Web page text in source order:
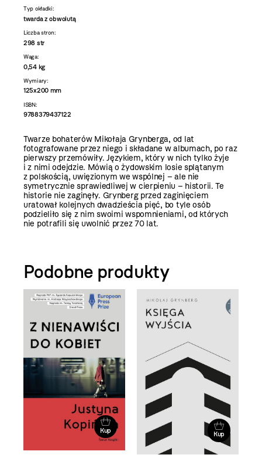
Typ okładki:
twarda z obwolutą
Liczba stron:
298 str
Waga:
0,54 kg
Wymiary:
125x200 mm
ISBN:
9788379437122
Twarze bohaterów Mikołaja Grynberga, od lat
fotografowane przez niego i składane w albumach, po raz
pierwszy przemówiły. Językiem, który w nich tylko żyje
i z nimi odejdzie. Mówią o żydowskim losie splątanym
z polskością, uwięzionym we wspólnej – ale nie
symetrycznie sprawiedliwej w cierpieniu – historii. Te
historie nie zaginęły. Grynberg przed zaginięciem
uratował kolejnych dwadzieścia pięć, bo tyle osób
podzieliło się z nim swoimi wspomnieniami, od których
nie potrafili się uwolnić przez 70 lat.
Podobne produkty
Kup Kup